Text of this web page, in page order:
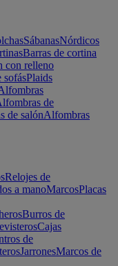
SábanasNórdicos
Barras de cortina
con relleno
sofásPlaids
de
de salónAlfombras
Relojes de
a manoMarcosPlacas
Burros de
Cajas
de
JarronesMarcos de